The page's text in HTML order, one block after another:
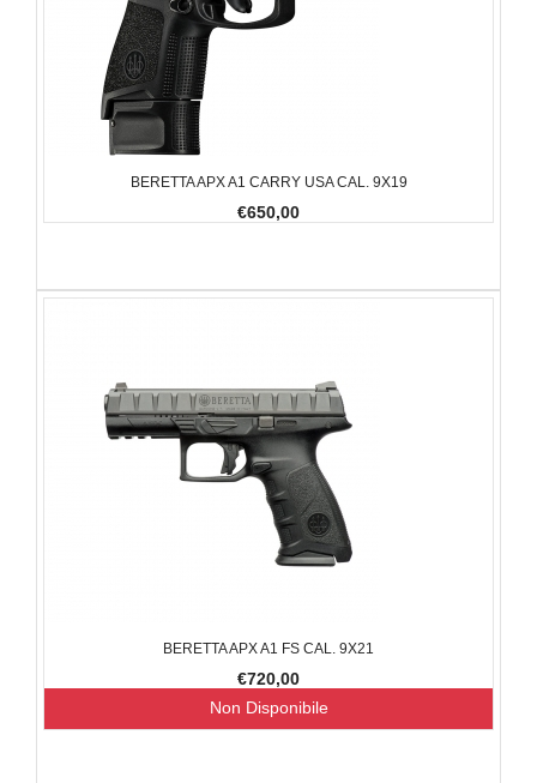
BERETTA APX A1 CARRY USA CAL. 9X19
€650,00
BERETTA APX A1 FS CAL. 9X21
€720,00
Non Disponibile